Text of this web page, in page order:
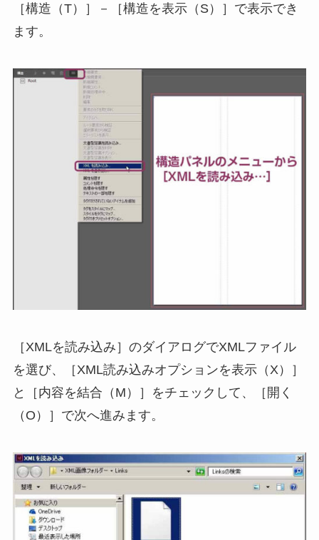
［構造（T）］－［構造を表示（S）］で表示でき
ます。
［XMLを読み込み］のダイアログでXMLファイル
を選び、［XML読み込みオプションを表示（X）］
と［内容を結合（M）］をチェックして、［開く
（O）］で次へ進みます。